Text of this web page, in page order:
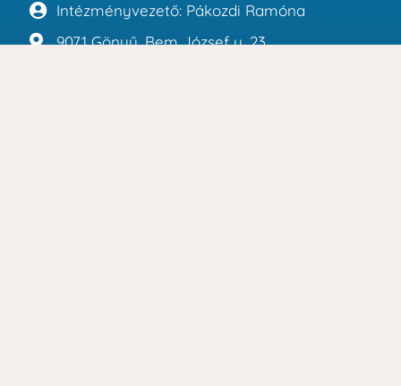
Intézményvezető: Pákozdi Ramóna
9071 Gönyű, Bem József u. 23.